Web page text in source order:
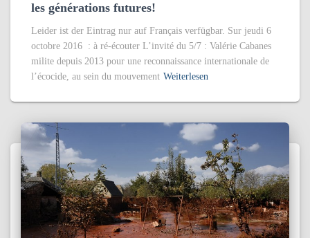
les générations futures!
Leider ist der Eintrag nur auf Français verfügbar. Sur jeudi 6
octobre 2016 : à ré-écouter L’invité du 5/7 : Valérie Cabanes
milite depuis 2013 pour une reconnaissance internationale de
l’écocide, au sein du mouvement Weiterlesen